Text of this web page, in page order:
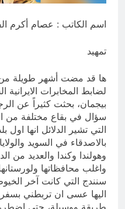
مابناه
اسم الكاتب : عصام أكرم
تمهيد
ها قد مضت أشهر طويلة
لضابط المخابرات
بيجمان، بحثت كثيراً عن
سؤال في بقاع مختلفة من
التي تشير الدلائل انها اول
بالاصدقاء في السويد
وهولندا وكندا والعديد من
واغلب محافظاتها
سنندج التي كانت آخر
اليها عسى ان تربطني بسفر